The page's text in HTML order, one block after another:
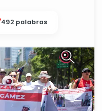
492 palabras